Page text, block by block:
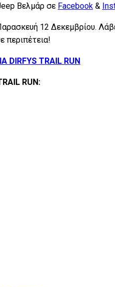
Βελμάρ σε Facebook &
12 Δεκεμβρίου.
περιπέτεια!
DIRFYS TRAIL RUN
RUN: